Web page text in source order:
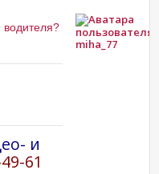
водителя?
и
61
miha_77